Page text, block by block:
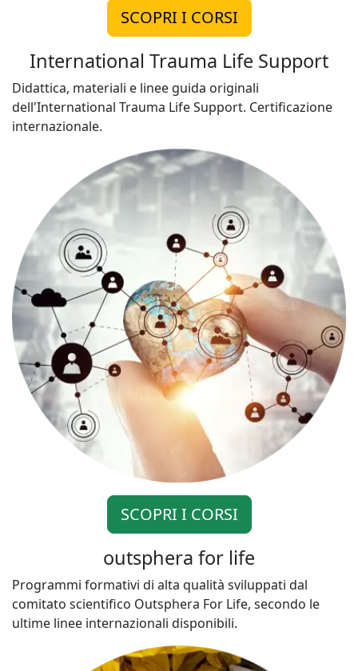
SCOPRI I CORSI
International Trauma Life Support
Didattica, materiali e linee guida originali
dell'International Trauma Life Support. Certificazione
internazionale.
SCOPRI I CORSI
outsphera for life
Programmi formativi di alta qualità sviluppati dal
comitato scientifico Outsphera For Life, secondo le
ultime linee internazionali disponibili.